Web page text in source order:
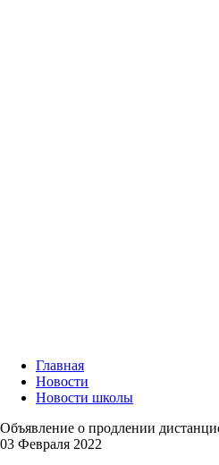
Главная
Новости
Новости школы
Объявление о продлении
03 Февраля 2022